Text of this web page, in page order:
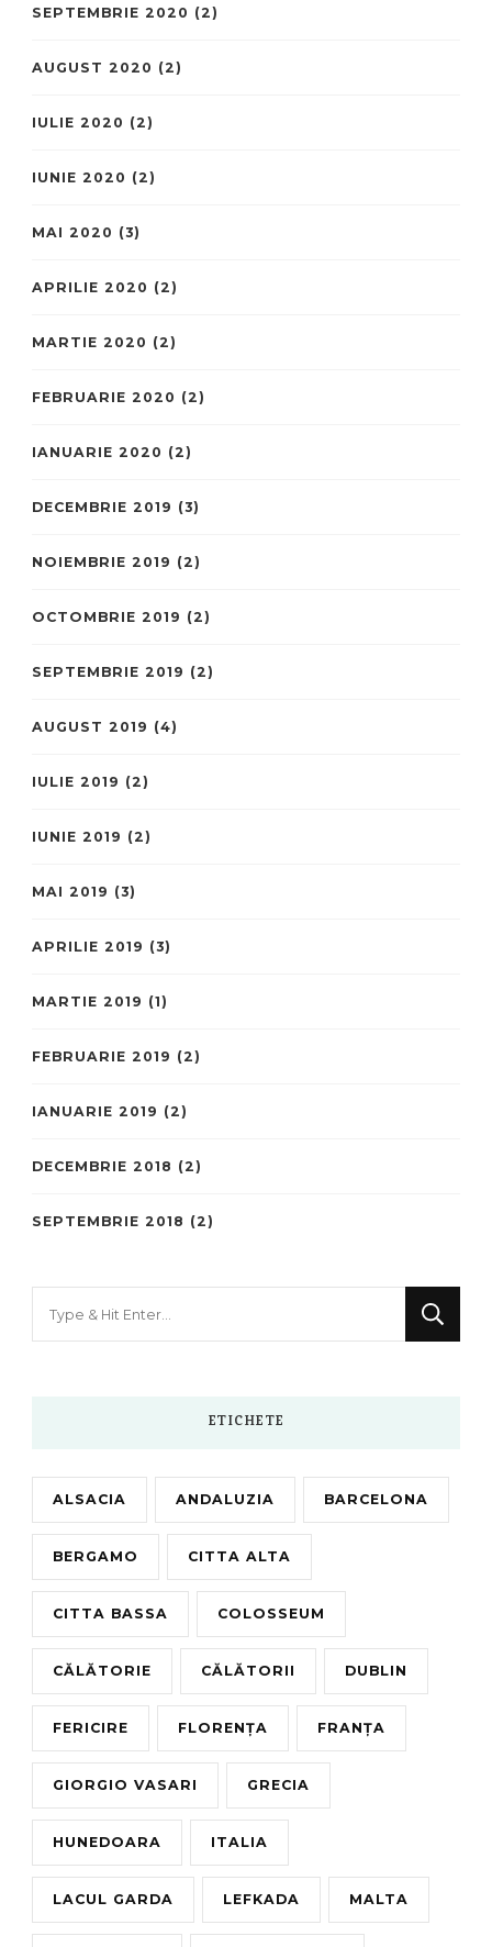
SEPTEMBRIE 2020 (2)
AUGUST 2020 (2)
IULIE 2020 (2)
IUNIE 2020 (2)
MAI 2020 (3)
APRILIE 2020 (2)
MARTIE 2020 (2)
FEBRUARIE 2020 (2)
IANUARIE 2020 (2)
DECEMBRIE 2019 (3)
NOIEMBRIE 2019 (2)
OCTOMBRIE 2019 (2)
SEPTEMBRIE 2019 (2)
AUGUST 2019 (4)
IULIE 2019 (2)
IUNIE 2019 (2)
MAI 2019 (3)
APRILIE 2019 (3)
MARTIE 2019 (1)
FEBRUARIE 2019 (2)
IANUARIE 2019 (2)
DECEMBRIE 2018 (2)
SEPTEMBRIE 2018 (2)
ETICHETE
ALSACIA ANDALUZIA BARCELONA
BERGAMO CITTA ALTA
CITTA BASSA COLOSSEUM
CĂLĂTORIE CĂLĂTORII DUBLIN
FERICIRE FLORENȚA FRANȚA
GIORGIO VASARI GRECIA
HUNEDOARA ITALIA
LACUL GARDA LEFKADA MALTA